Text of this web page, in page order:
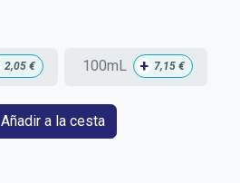
2,05 € 100mL + 7,15 €
Añadir a la cesta